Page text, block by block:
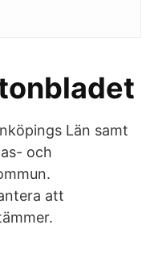
Län samt
och
att